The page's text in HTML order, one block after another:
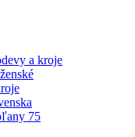
a kroje
75